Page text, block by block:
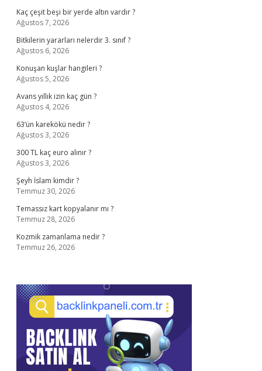
Kaç çeşit beşi bir yerde altın vardır ?
Ağustos 7, 2026
Bitkilerin yararları nelerdir 3. sınıf ?
Ağustos 6, 2026
Konuşan kuşlar hangileri ?
Ağustos 5, 2026
Avans yıllık izin kaç gün ?
Ağustos 4, 2026
63’ün karekökü nedir ?
Ağustos 3, 2026
300 TL kaç euro alınır ?
Ağustos 3, 2026
Şeyh İslam kimdir ?
Temmuz 30, 2026
Temassız kart kopyalanır mı ?
Temmuz 28, 2026
Kozmik zamanlama nedir ?
Temmuz 26, 2026